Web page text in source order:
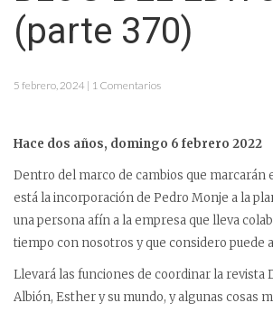
(parte 370)
5 febrero, 2024 | 1 Comentarios
Hace dos años, domingo 6 febrero 2022
Dentro del marco de cambios que marcarán
está la incorporación de Pedro Monje a la
una persona afín a la empresa que lleva
tiempo con nosotros y que considero puede
Llevará las funciones de coordinar la revista
Albión, Esther y su mundo, y algunas cosas